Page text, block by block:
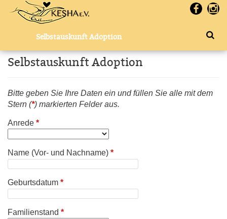
Selbstauskunft Adoption
Selbstauskunft Adoption
Bitte geben Sie Ihre Daten ein und füllen Sie alle mit dem
Stern (*) markierten Felder aus.
Anrede *
Name (Vor- und Nachname) *
Geburtsdatum *
Familienstand *